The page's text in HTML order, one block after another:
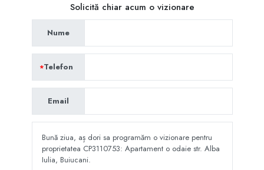
Solicită chiar acum o vizionare
Nume
Telefon
Email